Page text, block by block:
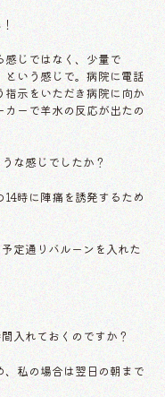
じではなく、少量で
という感じで。病院に電話
指示をいただき病院に向か
ーで羊水の反応が出たの
な感じでしたか？
時に陣痛を誘発するため
定通りバルーンを入れた
入れておくのですか？
私の場合は翌日の朝まで